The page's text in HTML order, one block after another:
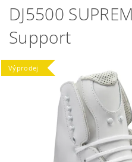
DJ5500
Support
Výprodej